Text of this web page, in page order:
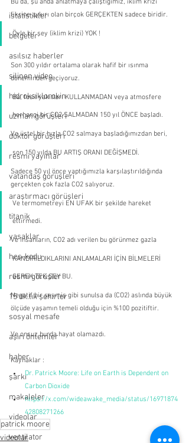
istatistikler
belgeler
asılsız haberler
silinen video
hidroksiklorokin
uzman görüşleri
doktor görüşleri
resmi yayınlar
vatandaş görüşleri
araştırmacı görüşleri
titanik
yasaklar
hes-kodu
resmi görüşler
15 dk.lık şehirler
sosyal mesafe
aşırı önlemler
haber
şarkı
makaleler
videolar
ventilator
fikrine aykırı olan birçok GERÇEKTEN sadece biridir.
Öyle bir şey (iklim krizi) YOK !
Son 300 yıldır ortalama olarak hafif bir ısınma
döneminden geçiyoruz.
Bu, fosil yakıtları KULLANMADAN veya atmosfere
herhangi bir CO2 SALMADAN 150 yıl ÖNCE başladı.
Ve üstel bir hızla CO2 salmaya başladığımızdan beri,
son 150 yılda BU ARTIŞ ORANI DEĞİŞMEDİ.
Sadece 50 yıl önce yaptığımızla karşılaştırıldığında
gerçekten çok fazla CO2 salıyoruz.
Ve termometreyi EN UFAK bir şekilde hareket
ettirmedi.
Ve insanların, CO2 adı verilen bu görünmez gazla
KANDIRILDIKLARINI ANLAMALARI İÇİN BİLMELERİ
GEREK TEK ŞEY BU.
Negatif bir şeymiş gibi sunulsa da (CO2) aslında büyük
ölçüde yaşamın temeli olduğu için %100 pozitiftir.
Ve onsuz burda hayat olamazdı.
Kaynaklar :
Dr. Patrick Moore: Life on Earth is Dependent on
Carbon Dioxide
https://x.com/wideawake_media/status/16971874
42808271266
patrick moore
videolar